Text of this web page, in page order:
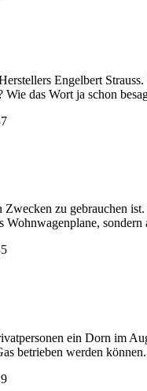
Engelbert
Wie das Wort ja schon
zu gebrauchen
Wohnwagenplane,
ein Dorn im
betrieben werden